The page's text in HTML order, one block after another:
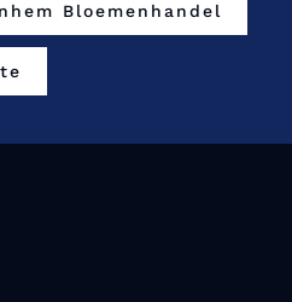
Bloemenhandel